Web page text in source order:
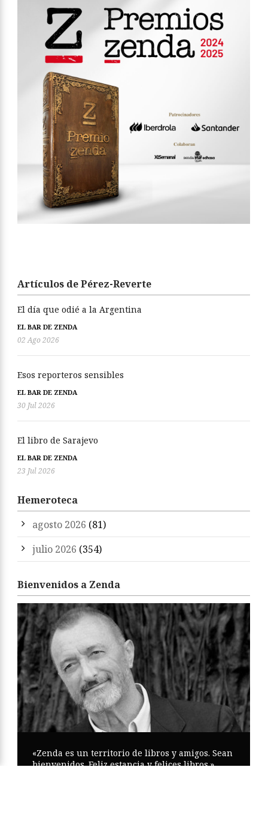
Artículos de Pérez-Reverte
El día que odié a la Argentina
EL BAR DE ZENDA
02 Ago 2026
Esos reporteros sensibles
EL BAR DE ZENDA
30 Jul 2026
El libro de Sarajevo
EL BAR DE ZENDA
23 Jul 2026
Hemeroteca
agosto 2026 (81)
julio 2026 (354)
Bienvenidos a Zenda
«Zenda es un territorio de libros y amigos. Sean
bienvenidos. Feliz estancia y felices libros.»